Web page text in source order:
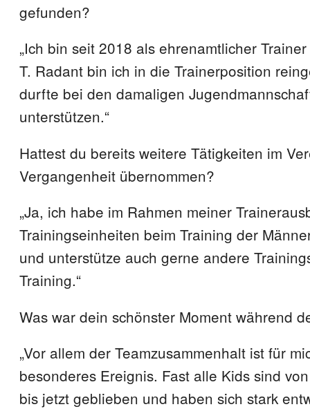
gefunden?
„Ich bin seit 2018 als ehrenamtlicher
T. Radant bin ich in die Trainerposition
durfte bei den damaligen
unterstützen.“
Hattest du bereits weitere Tätigkeiten im
Vergangenheit übernommen?
„Ja, ich habe im Rahmen meiner
Trainingseinheiten beim Training der
und unterstütze auch gerne andere
Training.“
Was war dein schönster Moment während
„Vor allem der Teamzusammenhalt ist für
besonderes Ereignis. Fast alle Kids sind
bis jetzt geblieben und haben sich stark